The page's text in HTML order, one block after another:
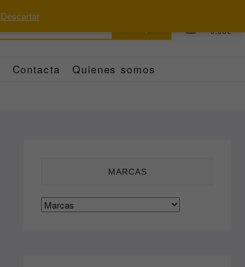
Descartar
0.00€
Contacta Quienes somos
MARCAS